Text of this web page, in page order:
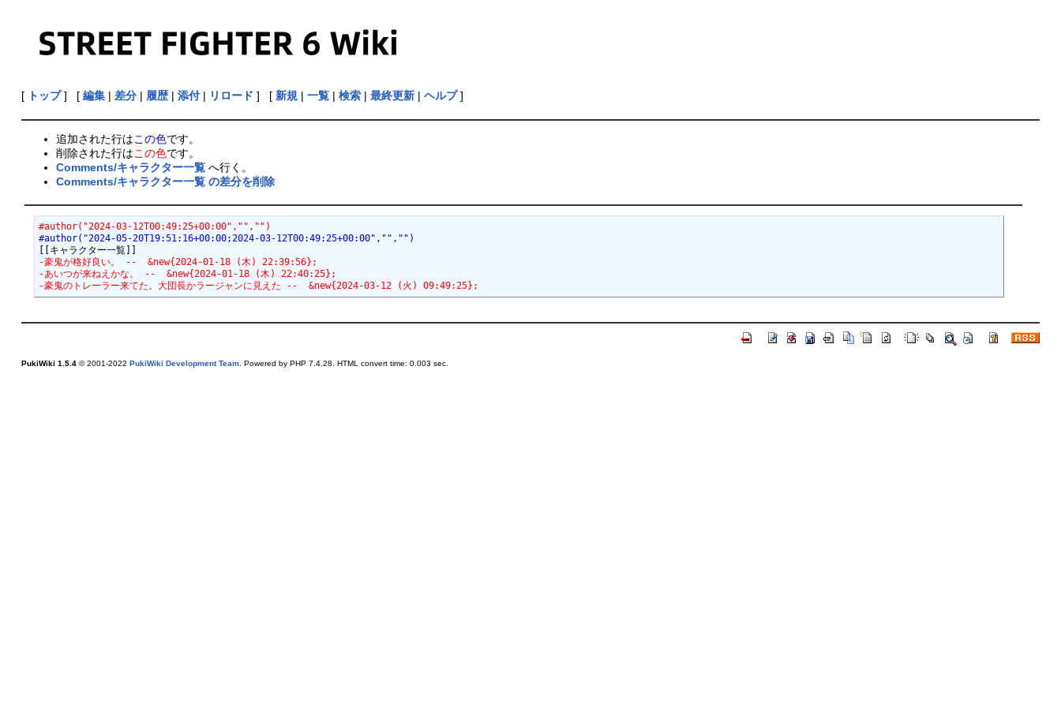
[ トップ] [ 編集| 差分| 履歴| 添付| リロード ] [ 新規| 一覧| 検索| 最終更新| ヘルプ]
追加された行はこの色です。
削除された行はこの色です。
Comments/キャラクター一覧へ行く。
Comments/キャラクター一覧 の差分を削除
#author("2024-03-12T00:49:25+00:00","","")
#author("2024-05-20T19:51:16+00:00;2024-03-12T00:49:25+00:00","","")
-豪鬼が格好良い。 --  &new{2024-01-18 (木) 22:39:56};
-あいつが来ねえかな。 --  &new{2024-01-18 (木) 22:40:25};
-豪鬼のトレーラー来てた。大団長かラージャンに見えた --  &new{2024-03-12 (火) 09:49:25};
PukiWiki 1.5.4© 2001-2022 PukiWiki Development Team. Powered by PHP 7.4.28. HTML convert time: 0.003 sec.